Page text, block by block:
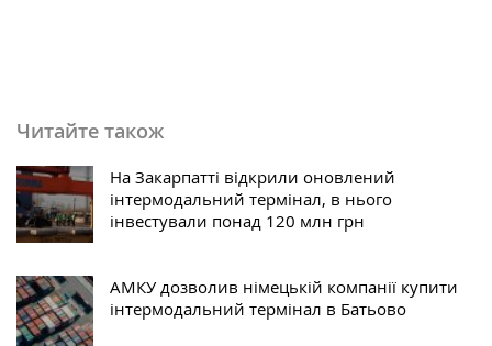
Читайте також
На Закарпатті відкрили оновлений
інтермодальний термінал, в нього
інвестували понад 120 млн грн
АМКУ дозволив німецькій компанії купити
інтермодальний термінал в Батьово